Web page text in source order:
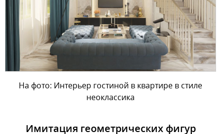
На фото: Интерьер гостиной в квартире в стиле
неоклассика
Имитация геометрических фигур